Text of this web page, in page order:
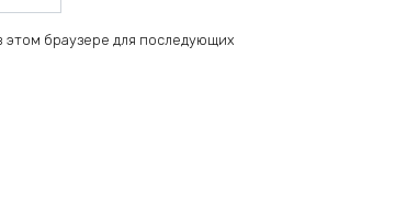
этом браузере для последующих